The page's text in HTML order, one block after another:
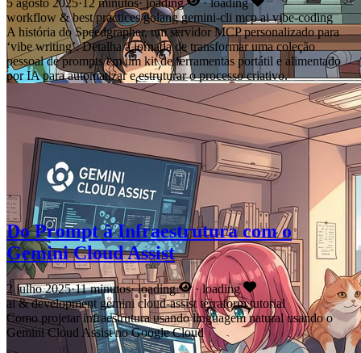
5 agosto 2025· 12 minutos· loading · loading
workflow & best practicesgolanggemini-cli mcpaivibe-coding
A história do Speedgrapher, um servidor MCP personalizado para
‘vibe writing’. Detalha a jornada de transformar uma coleção
pessoal de prompts em um kit de ferramentas portátil e alimentado
por IA para automatizar e estruturar o processo criativo.
Do Prompt à Infraestrutura com o
Gemini Cloud Assist
2 julho 2025·11 minutos· loading · loading
ai & development gemini cloud-assistterraformtutorial
Como projetar infraestrutura usando linguagem natural usando o
Gemini Cloud Assist no Google Cloud